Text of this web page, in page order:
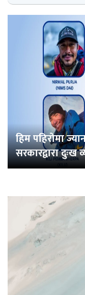
हिम पहिरोमा
सरकारद्वारा दुःख